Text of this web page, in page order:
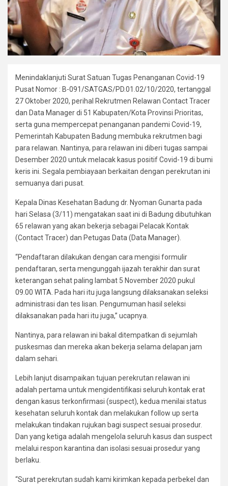
Menindaklanjuti Surat Satuan Tugas Penanganan Covid-19
Pusat Nomor : B-091/SATGAS/PD.01.02/10/2020, tertanggal
27 Oktober 2020, perihal Rekrutmen Relawan Contact Tracer
dan Data Manager di 51 Kabupaten/Kota Provinsi Prioritas,
serta guna mempercepat penanganan pandemi Covid-19,
Pemerintah Kabupaten Badung membuka rekrutmen bagi
para relawan. Nantinya, para relawan ini diberi tugas sampai
Desember 2020 untuk melacak kasus positif Covid-19 di bumi
keris ini. Segala pembiayaan berkaitan dengan perekrutan ini
semuanya dari pusat.
Kepala Dinas Kesehatan Badung dr. Nyoman Gunarta pada
hari Selasa (3/11) mengatakan saat ini di Badung dibutuhkan
65 relawan yang akan bekerja sebagai Pelacak Kontak
(Contact Tracer) dan Petugas Data (Data Manager).
“Pendaftaran dilakukan dengan cara mengisi formulir
pendaftaran, serta mengunggah ijazah terakhir dan surat
keterangan sehat paling lambat 5 November 2020 pukul
09.00 WITA. Pada hari itu juga langsung dilaksanakan seleksi
administrasi dan tes lisan. Pengumuman hasil seleksi
dilaksanakan pada hari itu juga,” ucapnya.
Nantinya, para relawan ini bakal ditempatkan di sejumlah
puskesmas dan mereka akan bekerja selama delapan jam
dalam sehari.
Lebih lanjut disampaikan tujuan perekrutan relawan ini
adalah pertama untuk mengidentifikasi seluruh kontak erat
dengan kasus terkonfirmasi (suspect), kedua menilai status
kesehatan seluruh kontak dan melakukan follow up serta
melakukan tindakan rujukan bagi suspect sesuai prosedur.
Dan yang ketiga adalah mengelola seluruh kasus dan suspect
melalui respon karantina dan isolasi sesuai prosedur yang
berlaku.
“Surat perekrutan sudah kami kirimkan kepada perbekel dan